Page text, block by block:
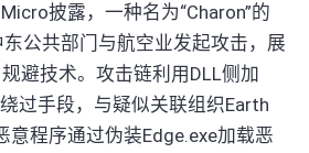
披露，一种名为“Charon”的
公共部门与航空业发起攻击，展
避技术。攻击链利用DLL侧加
过手段，与疑似关联组织Earth
意程序通过伪装Edge.exe加载恶